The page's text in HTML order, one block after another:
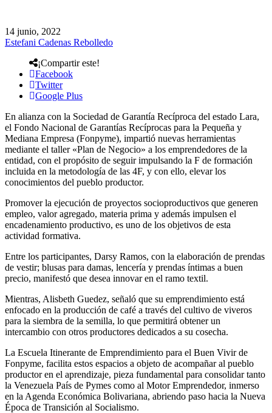
14 junio, 2022
Estefani Cadenas Rebolledo
¡Compartir este!
Facebook
Twitter
Google Plus
En alianza con la Sociedad de Garantía Recíproca del estado Lara,
el Fondo Nacional de Garantías Recíprocas para la Pequeña y
Mediana Empresa (Fonpyme), impartió nuevas herramientas
mediante el taller «Plan de Negocio» a los emprendedores de la
entidad, con el propósito de seguir impulsando la F de formación
incluida en la metodología de las 4F, y con ello, elevar los
conocimientos del pueblo productor.
Promover la ejecución de proyectos socioproductivos que generen
empleo, valor agregado, materia prima y además impulsen el
encadenamiento productivo, es uno de los objetivos de esta
actividad formativa.
Entre los participantes, Darsy Ramos, con la elaboración de prendas
de vestir; blusas para damas, lencería y prendas íntimas a buen
precio, manifestó que desea innovar en el ramo textil.
Mientras, Alisbeth Guedez, señaló que su emprendimiento está
enfocado en la producción de café a través del cultivo de viveros
para la siembra de la semilla, lo que permitirá obtener un
intercambio con otros productores dedicados a su cosecha.
La Escuela Itinerante de Emprendimiento para el Buen Vivir de
Fonpyme, facilita estos espacios a objeto de acompañar al pueblo
productor en el aprendizaje, pieza fundamental para consolidar tanto
la Venezuela País de Pymes como al Motor Emprendedor, inmerso
en la Agenda Económica Bolivariana, abriendo paso hacia la Nueva
Época de Transición al Socialismo.